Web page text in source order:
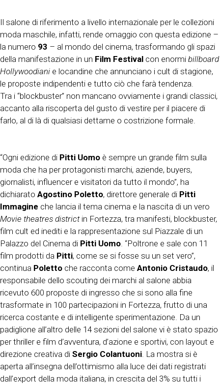
Il salone di riferimento a livello internazionale per le collezioni
moda maschile, infatti, rende omaggio con questa edizione –
la numero 93 – al mondo del cinema, trasformando gli spazi
della manifestazione in un Film Festival con enormi billboard
Hollywoodiani e locandine che annunciano i cult di stagione,
le proposte indipendenti e tutto ciò che farà tendenza.
Tra i “blockbuster” non mancano ovviamente i grandi classici,
accanto alla riscoperta del gusto di vestire per il piacere di
farlo, al di là di qualsiasi dettame o costrizione formale.
“Ogni edizione di Pitti Uomo è sempre un grande film sulla
moda che ha per protagonisti marchi, aziende, buyers,
giornalisti, influencer e visitatori da tutto il mondo”, ha
dichiarato Agostino Poletto, direttore generale di Pitti
Immagine che lancia il tema cinema e la nascita di un vero
Movie theatres districtin Fortezza, tra manifesti, blockbuster,
film cult ed inediti e la rappresentazione sul Piazzale di un
Palazzo del Cinema di Pitti Uomo . “Poltrone e sale con 11
film prodotti da Pitti, come se si fosse su un set vero”,
continua Poletto che racconta come Antonio Cristaudo, il
responsabile dello scouting dei marchi al salone abbia
ricevuto 600 proposte di ingresso che si sono alla fine
trasformate in 100 partecipazioni in Fortezza, frutto di una
ricerca costante e di intelligente sperimentazione. Da un
padiglione all’altro delle 14 sezioni del salone vi è stato spazio
per thriller e film d’avventura, d’azione e sportivi, con layout e
direzione creativa di Sergio Colantuoni . La mostra si è
aperta all’insegna dell’ottimismo alla luce dei dati registrati
dall’export della moda italiana, in crescita del 3% su tutti i